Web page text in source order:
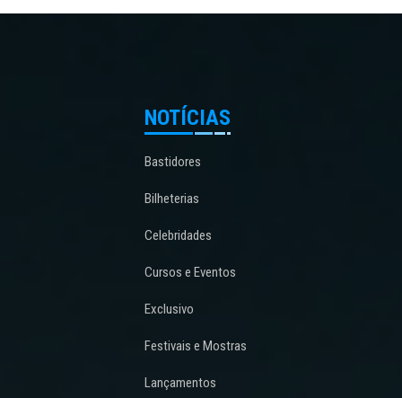
NOTÍCIAS
Bastidores
Bilheterias
Celebridades
Cursos e Eventos
Exclusivo
Festivais e Mostras
Lançamentos